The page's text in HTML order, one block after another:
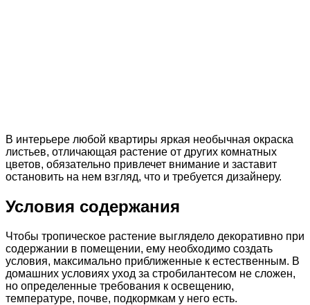
В интерьере любой квартиры яркая необычная окраска
листьев, отличающая растение от других комнатных
цветов, обязательно привлечет внимание и заставит
остановить на нем взгляд, что и требуется дизайнеру.
Условия содержания
Чтобы тропическое растение выглядело декоративно при
содержании в помещении, ему необходимо создать
условия, максимально приближенные к естественным. В
домашних условиях уход за стробилантесом не сложен,
но определенные требования к освещению,
температуре, почве, подкормкам у него есть.